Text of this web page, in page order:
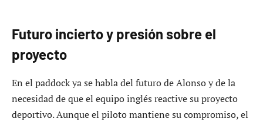
Futuro incierto y presión sobre el
proyecto
En el paddock ya se habla del futuro de Alonso y de la
necesidad de que el equipo inglés reactive su proyecto
deportivo. Aunque el piloto mantiene su compromiso, el